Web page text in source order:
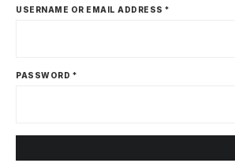
USERNAME OR EMAIL ADDRESS *
PASSWORD *